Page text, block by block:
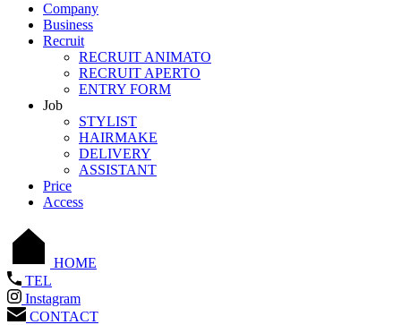
Company
Business
Recruit
RECRUIT ANIMATO
RECRUIT APERTO
ENTRY FORM
Job
STYLIST
HAIRMAKE
DELIVERY
ASSISTANT
Price
Access
HOME
TEL
Instagram
CONTACT